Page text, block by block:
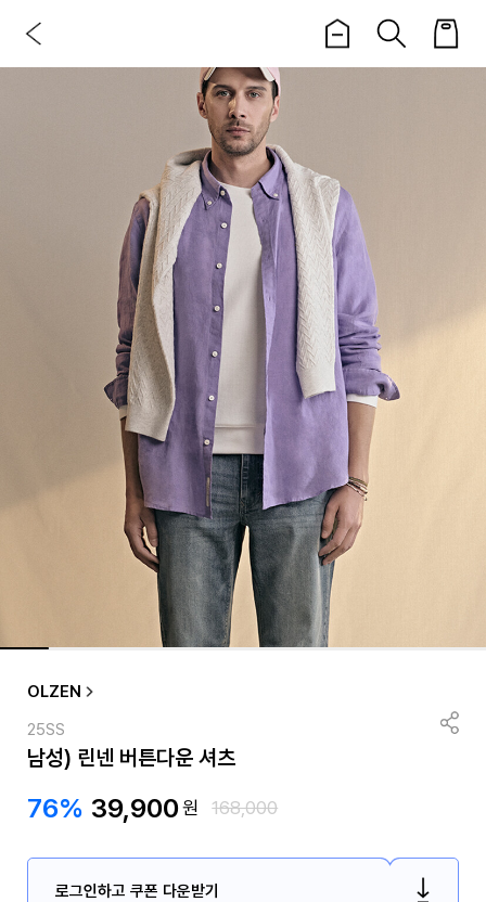
OLZEN
25SS
남성) 린넨 버튼다운 셔츠
76% 39,900원 168,000
로그인하고 쿠폰 다운받기